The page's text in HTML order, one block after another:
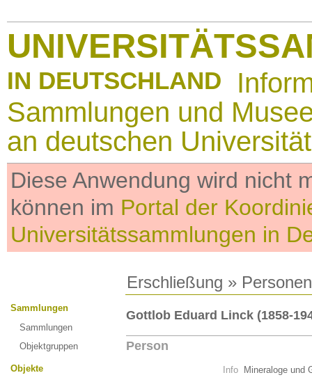
IN DEUTSCHLAND
Sammlungen und
an deutschen
Diese Anwendung wird nicht
können im Portal der
Universitätssammlungen in
Erschließung » Personen
Sammlungen
Sammlungen
Objektgruppen
Objekte
Gottlob Eduard Linck (1858-
Person
Info
Mineraloge und